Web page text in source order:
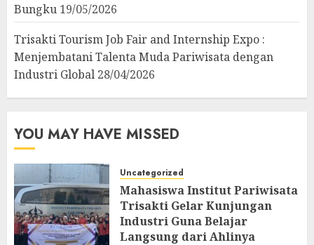
Bungku 19/05/2026
Trisakti Tourism Job Fair and Internship Expo :
Menjembatani Talenta Muda Pariwisata dengan
Industri Global 28/04/2026
YOU MAY HAVE MISSED
Uncategorized
Mahasiswa Institut Pariwisata
Trisakti Gelar Kunjungan
Industri Guna Belajar
Langsung dari Ahlinya